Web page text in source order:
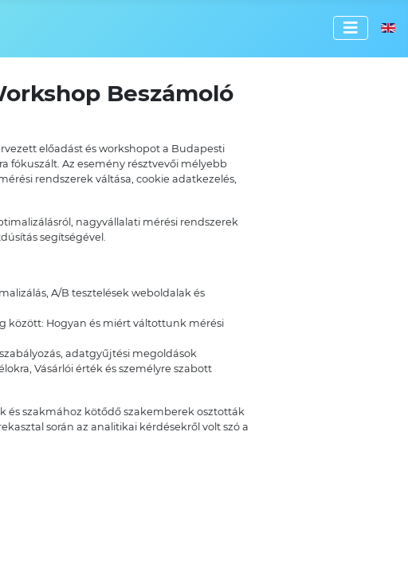
Beszámoló
előadást és workshopot a Budapesti
fókuszált. Az esemény résztvevői mélyebb
rendszerek váltása, cookie adatkezelés,
nagyvállalati mérési rendszerek
segítségével.
A/B tesztelések weboldalak és
között: Hogyan és miért váltottunk mérési
adatgyűjtési megoldások
Vásárlói érték és személyre szabott
és szakmához kötődő szakemberek osztották
során az analitikai kérdésekről volt szó a